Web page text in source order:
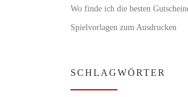
Wo finde ich die besten
Spielvorlagen zum Ausdrucken
SCHLAGWÖRTER